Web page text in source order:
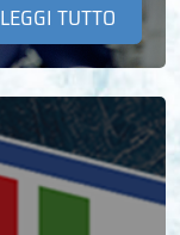
LEGGI TUTTO